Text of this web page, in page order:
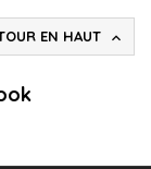
EN HAUT 